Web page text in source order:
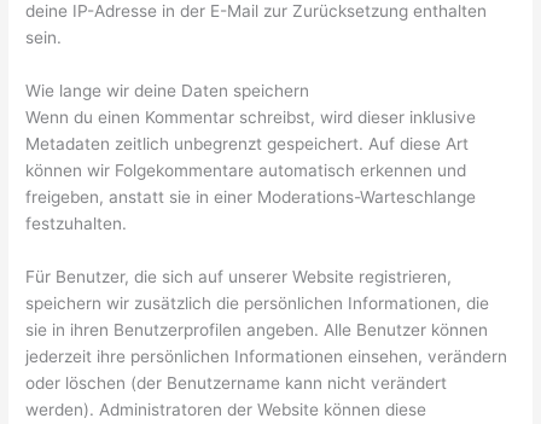
deine IP-Adresse in der E-Mail zur Zurücksetzung enthalten
sein.
Wie lange wir deine Daten speichern
Wenn du einen Kommentar schreibst, wird dieser inklusive
Metadaten zeitlich unbegrenzt gespeichert. Auf diese Art
können wir Folgekommentare automatisch erkennen und
freigeben, anstatt sie in einer Moderations-Warteschlange
festzuhalten.
Für Benutzer, die sich auf unserer Website registrieren,
speichern wir zusätzlich die persönlichen Informationen, die
sie in ihren Benutzerprofilen angeben. Alle Benutzer können
jederzeit ihre persönlichen Informationen einsehen, verändern
oder löschen (der Benutzername kann nicht verändert
werden). Administratoren der Website können diese